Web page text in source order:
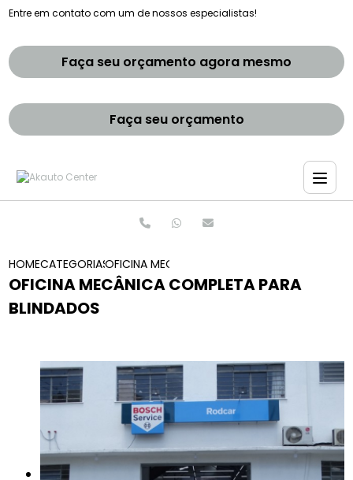
Entre em contato com um de nossos especialistas!
Faça seu orçamento agora mesmo
Faça seu orçamento
HOMECATEGORIASOFICINA MECANICA COMPLETA PARA
OFICINA MECÂNICA COMPLETA PARA
BLINDADOS